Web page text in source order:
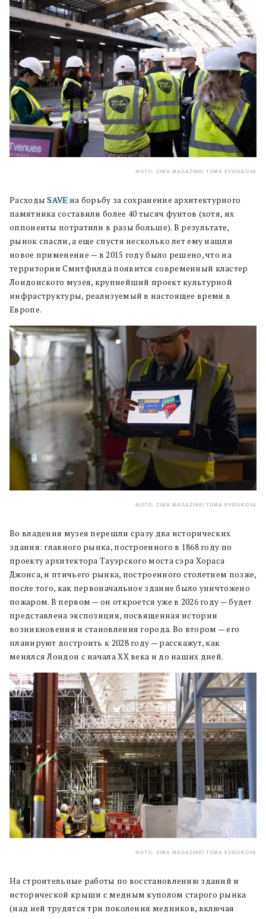
ФОТО: ZIMA MAGAZINE/ TOMA EVSIUKOVA
РасходыSAVEна борьбу за сохранение архитектурного
памятника составили более 40 тысяч фунтов (хотя, их
оппоненты потратили в разы больше). В результате,
рынок спасли, а еще спустя несколько лет ему нашли
новое применение — в 2015 году было решено, что на
территории Смитфилда появится современный кластер
Лондонского музея, крупнейший проект культурной
инфраструктуры, реализуемый в настоящее время в
Европе.
ФОТО: ZIMA MAGAZINE/ TOMA EVSIUKOVA
Во владения музея перешли сразу два исторических
здания: главного рынка, построенного в 1868 году по
проекту архитектора Тауэрского моста сэра Хораса
Джонса, и птичьего рынка, построенного столетием позже,
после того, как первоначальное здание было уничтожено
пожаром. В первом — он откроется уже в 2026 году — будет
представлена экспозиция, посвященная истории
возникновения и становления города. Во втором — его
планируют достроить к 2028 году — расскажут, как
менялся Лондон с начала XX века и до наших дней.
ФОТО: ZIMA MAGAZINE/ TOMA EVSIUKOVA
На строительные работы по восстановлению зданий и
исторической крыши с медным куполом старого рынка
(над ней трудятся три поколения медников, включая